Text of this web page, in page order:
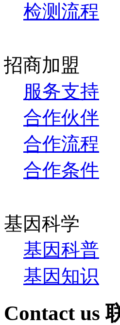
检测流程
招商加盟
服务支持
合作伙伴
合作流程
合作条件
基因科学
基因科普
基因知识
Contact us